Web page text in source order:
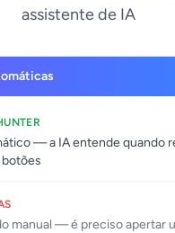
assistente de IA
— a IA entende quando
manual — é preciso apertar